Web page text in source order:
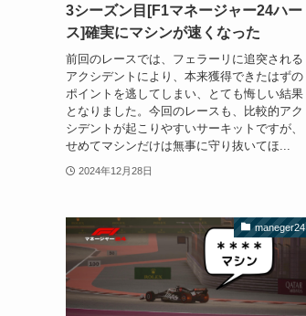
3シーズン目[F1マネージャー24ハー
ス]確実にマシンが速くなった
前回のレースでは、フェラーリに追突される
アクシデントにより、本来獲得できたはずの
ポイントを逃してしまい、とても悔しい結果
となりました。今回のレースも、比較的アク
シデントが起こりやすいサーキットですが、
せめてマシンだけは無事に守り抜いてほ...
2024年12月28日
maneger24